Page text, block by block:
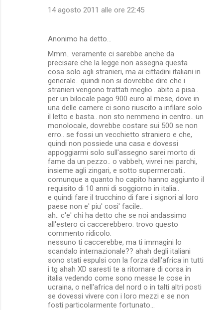
14 agosto 2011 alle ore 22:45
Anonimo ha detto…
Mmm.. veramente ci sarebbe anche da
precisare che la legge non assegna questa
cosa solo agli stranieri, ma ai cittadini italiani in
generale.. quindi non si dovrebbe dire che i
stranieri vengono trattati meglio.. abito a pisa..
per un bilocale pago 900 euro al mese, dove in
una delle camere ci sono riuscito a infilare solo
il letto e basta.. non sto nemmeno in centro.. un
monolocale, dovrebbe costare sui 500 se non
erro.. se fossi un vecchietto straniero e che,
quindi non possiede una casa e dovessi
appoggiarmi solo sull'assegno sarei morto di
fame da un pezzo.. o vabbeh, vivrei nei parchi,
insieme agli zingari, e sotto supermercati..
comunque a quanto ho capito hanno aggiunto il
requisito di 10 anni di soggiorno in italia..
e quindi fare il trucchino di fare i signori al loro
paese non e' piu' cosi' facile..
ah.. c'e' chi ha detto che se noi andassimo
all'estero ci caccerebbero. trovo questo
commento ridicolo.
nessuno ti caccerebbe, ma ti immagini lo
scandalo internazionale?? ahah degli italiani
sono stati espulsi con la forza dall'africa in tutti
i tg ahah XD saresti te a ritornare di corsa in
italia vedendo come sono messe le cose in
ucraina, o nell'africa del nord o in talti altri posti
se dovessi vivere con i loro mezzi e se non
fosti particolarmente fortunato...